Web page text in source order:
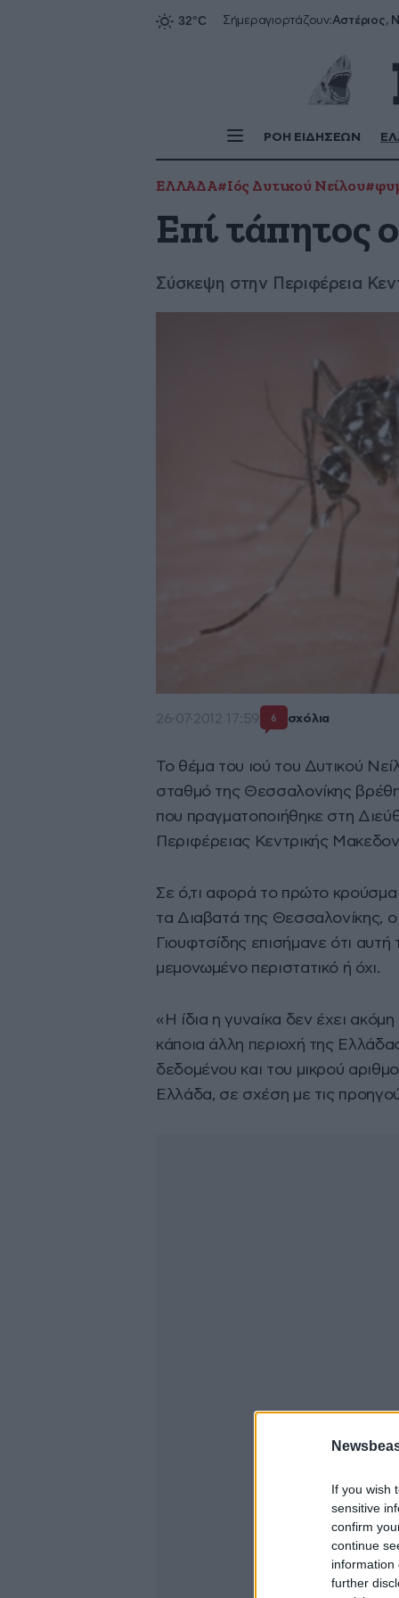
If you wish
sensitive
confirm
continue
information
further
Σήμεραγιορτάζουν:Αστέριος,
ΡΟΗ ΕΙΔΗΣΕΩΝ
ΕΛΛΑΔΑ#Ιός Δυτικού Νείλου
Επί τάπητος
Σύσκεψη στην Περιφέρεια
26·07·2012 17:59 6 σχόλια
Το θέμα του ιού του Δυτικού
σταθμό της Θεσσαλονίκης
που πραγματοποιήθηκε στη
Περιφέρειας Κεντρικής
Σε ό,τι αφορά το πρώτο κρούσμα
τα Διαβατά της Θεσσαλονίκης,
Γιουφτσίδης επισήμανε ότι αυτή
μεμονωμένο περιστατικό ή όχι.
«Η ίδια η γυναίκα δεν έχει
κάποια άλλη περιοχή της
δεδομένου και του μικρού
Ελλάδα, σε σχέση με τις